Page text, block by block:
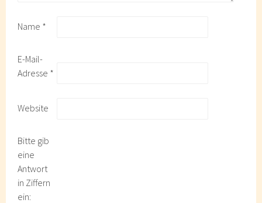
Name *
E-Mail-
Adresse *
Website
Bitte gib
eine
Antwort
in Ziffern
ein: